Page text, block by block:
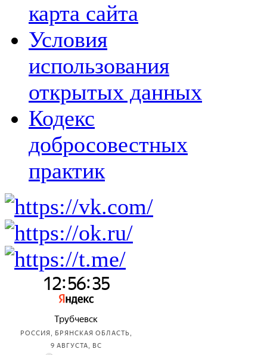
карта сайта
Условия
использования
открытых данных
Кодекс
добросовестных
практик